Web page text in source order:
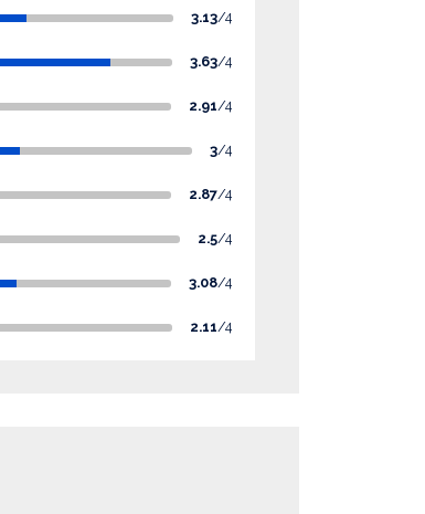
3.13/4
3.63/4
2.91/4
3/4
2.87/4
2.5/4
3.08/4
2.11/4